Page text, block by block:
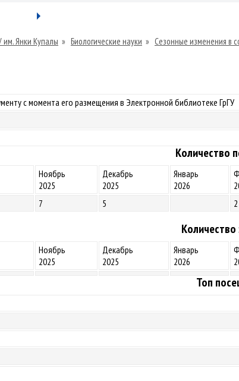
им. Янки Купалы » Биологические науки » Сезонные изменения в
с момента его размещения в Электронной библиотеке ГрГУ
Количество
Ноябрь
2025
Декабрь
2025
Январь
2026
7 5 2
Количество
Ноябрь
2025
Декабрь
2025
Январь
2026
Топ